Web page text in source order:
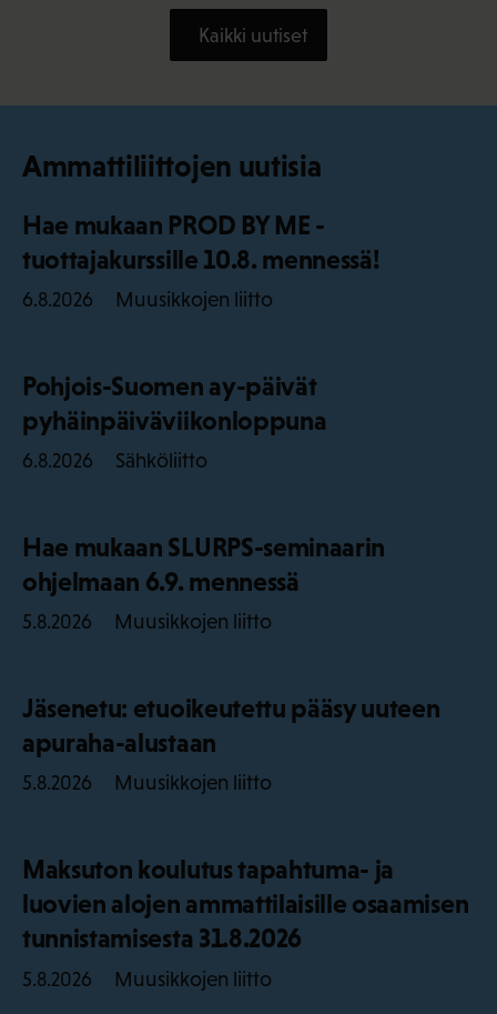
Kaikki uutiset
Ammattiliittojen uutisia
Hae mukaan PROD BY ME -
tuottajakurssille 10.8. mennessä!
6.8.2026 Muusikkojen liitto
Pohjois-Suomen ay-päivät
pyhäinpäiväviikonloppuna
6.8.2026 Sähköliitto
Hae mukaan SLURPS-seminaarin
ohjelmaan 6.9. mennessä
5.8.2026 Muusikkojen liitto
Jäsenetu: etuoikeutettu pääsy uuteen
apuraha-alustaan
5.8.2026 Muusikkojen liitto
Maksuton koulutus tapahtuma- ja
luovien alojen ammattilaisille osaamisen
tunnistamisesta 31.8.2026
5.8.2026 Muusikkojen liitto